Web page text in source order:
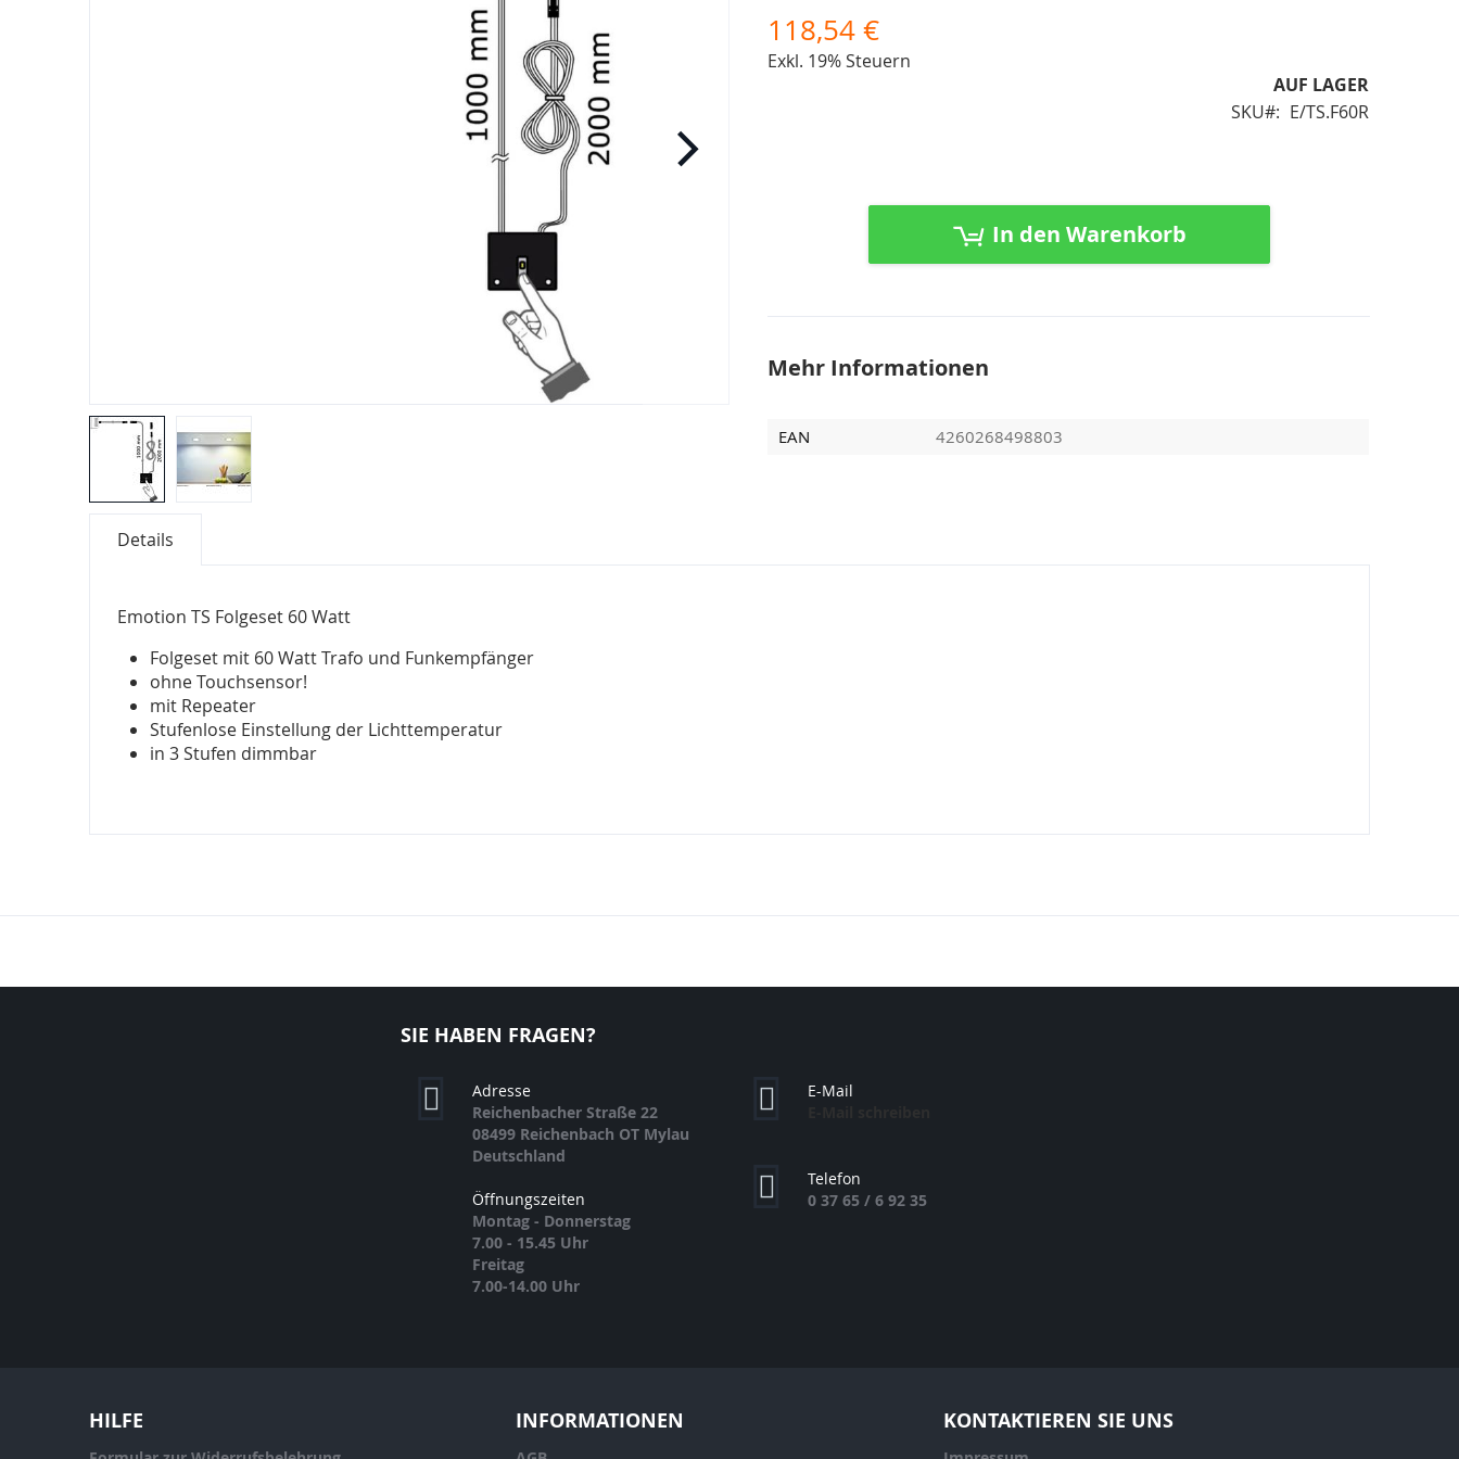
118,54 €
Exkl. 19% Steuern
AUF LAGER
SKU
E/TS.F60R
In den Warenkorb
Mehr Informationen
EAN 4260268498803
Anfang
springen
Details
Emotion TS Folgeset 60 Watt
Folgeset mit 60 Watt Trafo und Funkempfänger
ohne Touchsensor!
mit Repeater
Stufenlose Einstellung der Lichttemperatur
in 3 Stufen dimmbar
SIE HABEN FRAGEN?
Adresse
Reichenbacher Straße 22
08499 Reichenbach OT Mylau
Deutschland
Öffnungszeiten
Montag - Donnerstag
7.00 - 15.45 Uhr
Freitag
7.00-14.00 Uhr
E-Mail
Telefon
0 37 65 / 6 92 35
HILFE INFORMATIONEN KONTAKTIEREN SIE UNS